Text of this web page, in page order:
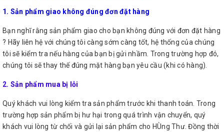
1. Sản phẩm giao không đúng đơn đặt hàng
Bạn nghĩ rằng sản phẩm giao cho bạn không đúng với đơn đặt hàng
? Hãy liên hệ với chúng tôi càng sớm càng tốt, hệ thống của chúng
tôi sẽ kiểm tra nếu hàng của bạn bị gửi nhầm. Trong trường hợp đó,
chúng tôi sẽ thay thế đúng mặt hàng bạn yêu cầu (khi có hàng).
2. Sản phẩm mua bị lỗi
Quý khách vui lòng kiểm tra sản phẩm trước khi thanh toán. Trong
trường hợp sản phẩm bị hư hại trong quá trình vận chuyển, quý
khách vui lòng từ chối và gửi lại sản phẩm cho HÙng Thư. Đồng thời